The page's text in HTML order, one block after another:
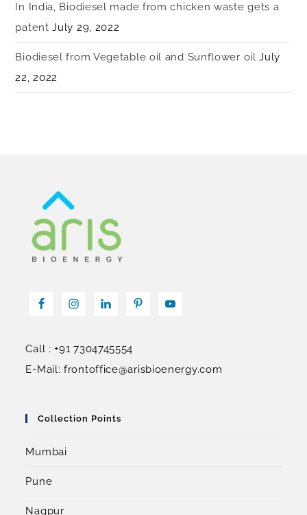
In India, Biodiesel made from chicken waste gets a
patent July 29, 2022
Biodiesel from Vegetable oil and Sunflower oil July
22, 2022
Call : +91 7304745554
E-Mail: frontoffice@arisbioenergy.com
Collection Points
Mumbai
Pune
Nagpur